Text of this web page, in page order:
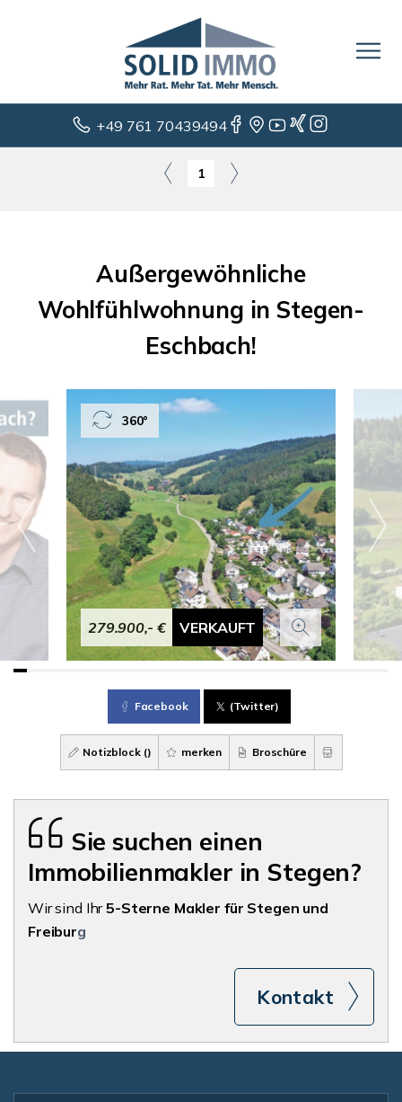
+49 761 70439494
1
Außergewöhnliche
Wohlfühlwohnung in Stegen-
Eschbach!
279.900,- € VERKAUFT
360°
Facebook (Twitter)
Notizblock () merken Broschüre
Sie suchen einen
Immobilienmakler in Stegen?
Wir sind Ihr5-Sterne Makler für Stegen und
Freiburg
Kontakt